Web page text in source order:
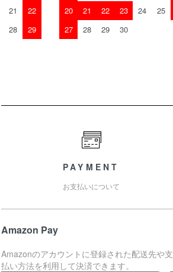
21
22
28
29
20
21 22 23 24 25
27
28 29 30
PAYMENT
お支払いについて
Amazon Pay
Amazonのアカウントに登録された配送先や支
払い方法を利用して決済できます。